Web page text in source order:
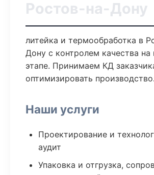
Ростов-на-Дону
литейка и термообработка в
Дону с контролем качества
этапе. Принимаем КД
оптимизировать производство.
Наши услуги
Проектирование и
аудит
Упаковка и отгрузка,